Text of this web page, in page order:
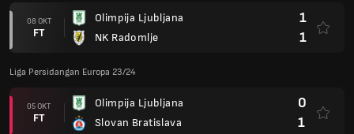
08 OKT
FT
Olimpija Ljubljana
NK Radomlje
1
1
Liga Persidangan Europa 23/24
05 OKT
FT
Olimpija Ljubljana
Slovan Bratislava
0
1